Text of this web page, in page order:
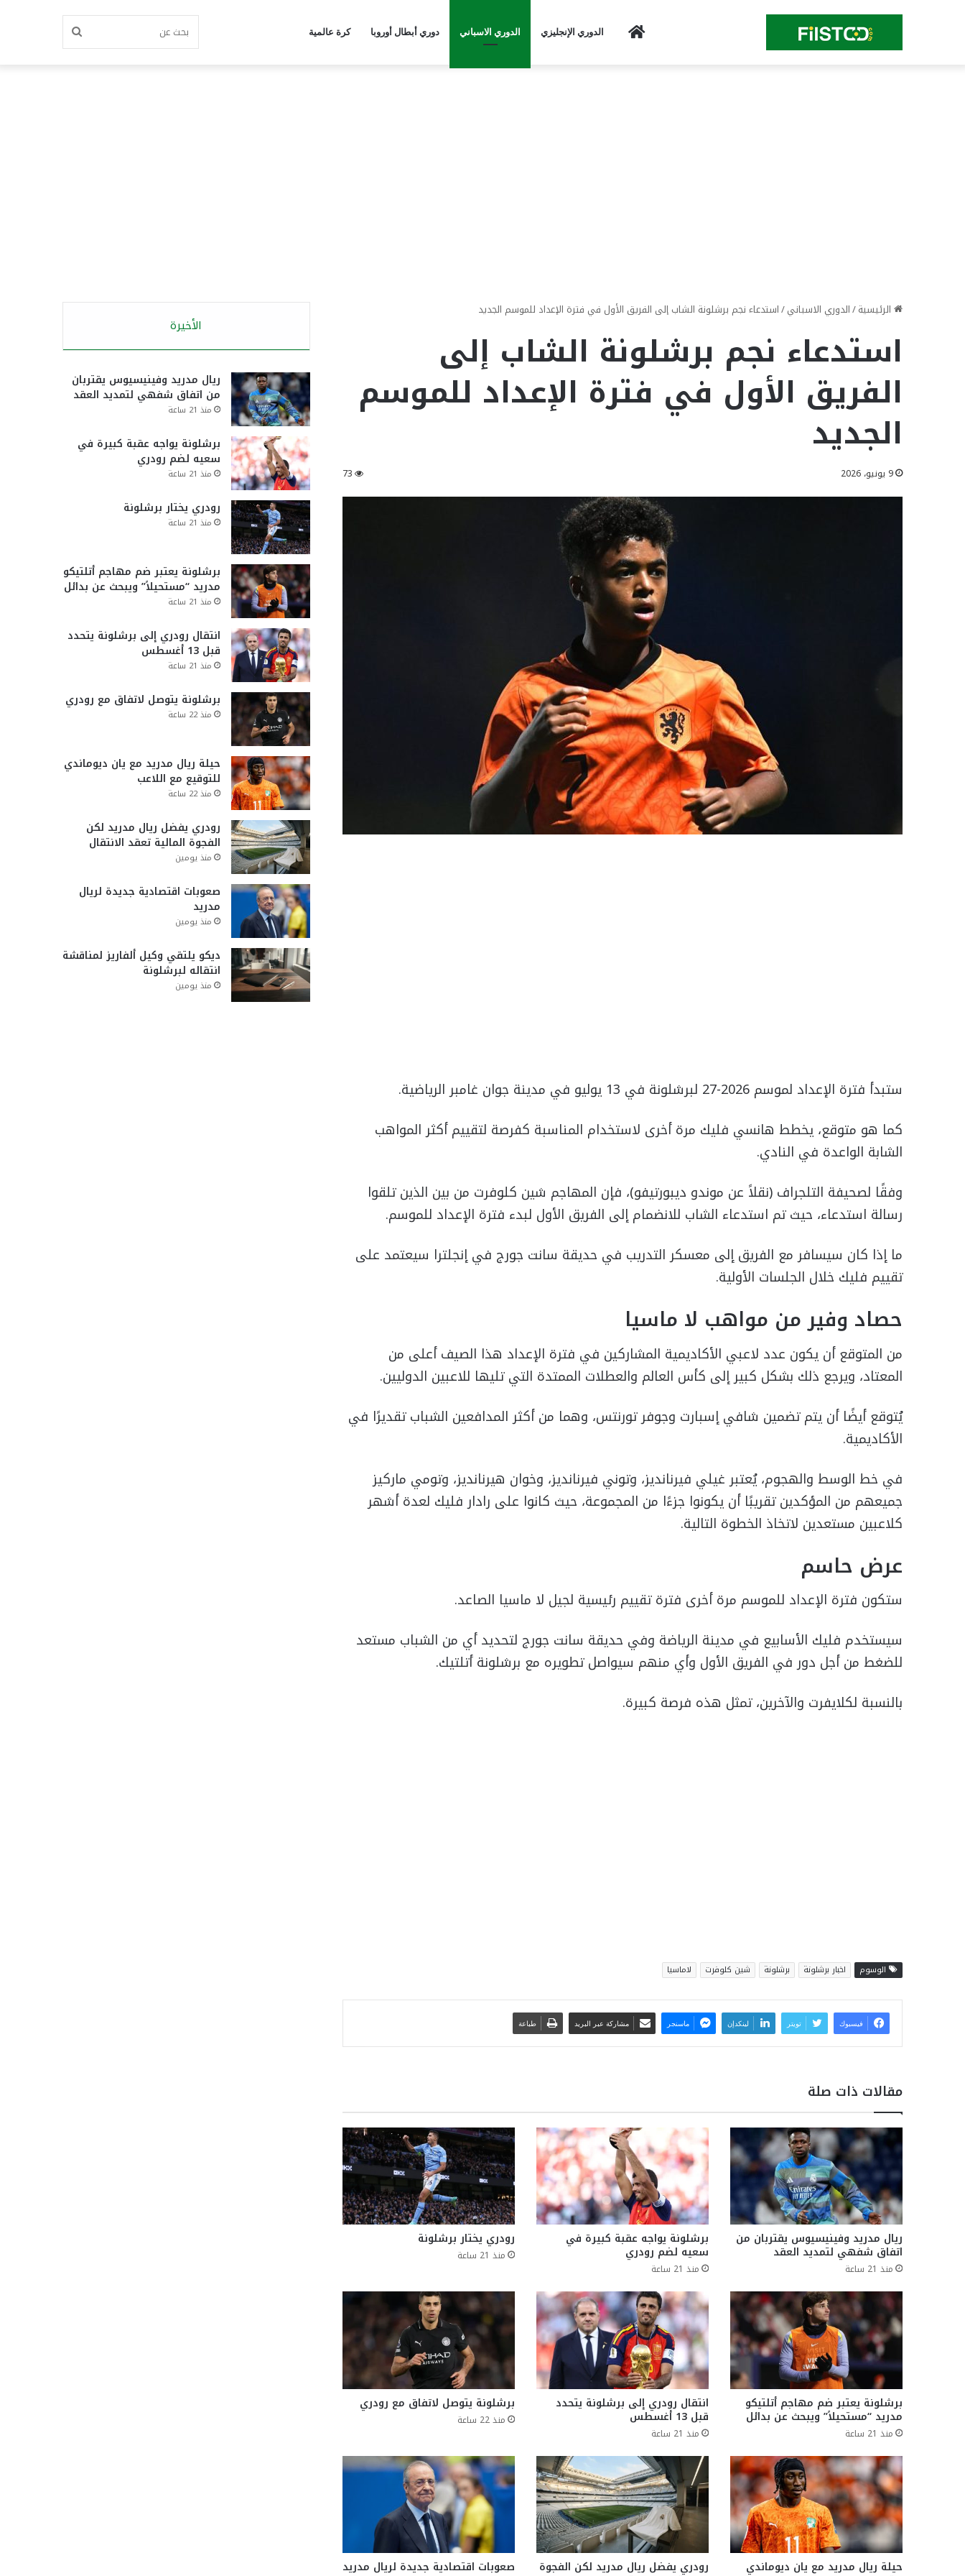
Home الدوري الإنجليزي الدوري الاسباني دوري أبطال أوروبا كرة عالمية بحث
الرئيسية/الدوري الاسباني/استدعاء نجم برشلونة الشاب إلى الفريق الأول في فترة الإعداد للموسم الجديد
استدعاء نجم برشلونة الشاب إلى
الفريق الأول في فترة الإعداد للموسم
الجديد
9 يونيو، 2026 73
ستبدأ فترة الإعداد لموسم 2026-27 لبرشلونة في 13 يوليو في مدينة جوان غامبر الرياضية.
كما هو متوقع، يخطط هانسي فليك مرة أخرى لاستخدام المناسبة كفرصة لتقييم أكثر المواهب
الشابة الواعدة في النادي.
وفقًا لصحيفة التلجراف (نقلاً عن موندو ديبورتيفو)، فإن المهاجم شين كلوفرت من بين الذين تلقوا
رسالة استدعاء، حيث تم استدعاء الشاب للانضمام إلى الفريق الأول لبدء فترة الإعداد للموسم.
ما إذا كان سيسافر مع الفريق إلى معسكر التدريب في حديقة سانت جورج في إنجلترا سيعتمد على
تقييم فليك خلال الجلسات الأولية.
حصاد وفير من مواهب لا ماسيا
من المتوقع أن يكون عدد لاعبي الأكاديمية المشاركين في فترة الإعداد هذا الصيف أعلى من
المعتاد، ويرجع ذلك بشكل كبير إلى كأس العالم والعطلات الممتدة التي تليها للاعبين الدوليين.
يُتوقع أيضًا أن يتم تضمين شافي إسبارت وجوفر تورنتس، وهما من أكثر المدافعين الشباب تقديرًا في
الأكاديمية.
في خط الوسط والهجوم، يُعتبر غيلي فيرنانديز، وتوني فيرنانديز، وخوان هيرنانديز، وتومي ماركيز
جميعهم من المؤكدين تقريبًا أن يكونوا جزءًا من المجموعة، حيث كانوا على رادار فليك لعدة أشهر
كلاعبين مستعدين لاتخاذ الخطوة التالية.
عرض حاسم
ستكون فترة الإعداد للموسم مرة أخرى فترة تقييم رئيسية لجيل لا ماسيا الصاعد.
سيستخدم فليك الأسابيع في مدينة الرياضة وفي حديقة سانت جورج لتحديد أي من الشباب مستعد
للضغط من أجل دور في الفريق الأول وأي منهم سيواصل تطويره مع برشلونة أتلتيك.
بالنسبة لكلايفرت والآخرين، تمثل هذه فرصة كبيرة.
الوسوم اخبار برشلونة برشلونة شين كلوفرت لاماسيا
فيسبوك تويتر لينكدإن ماسنجر مشاركة عبر البريد طباعة
مقالات ذات صلة
ريال مدريد وفينيسيوس يقتربان من
اتفاق شفهي لتمديد العقد
منذ 21 ساعة
برشلونة يواجه عقبة كبيرة في
سعيه لضم رودري
منذ 21 ساعة
رودري يختار برشلونة
منذ 21 ساعة
برشلونة يعتبر ضم مهاجم أتلتيكو
مدريد “مستحيلاً” ويبحث عن بدائل
منذ 21 ساعة
انتقال رودري إلى برشلونة يتحدد
قبل 13 أغسطس
منذ 21 ساعة
برشلونة يتوصل لاتفاق مع رودري
منذ 22 ساعة
حيلة ريال مدريد مع يان ديوماندي رودري يفضل ريال مدريد لكن الفجوة صعوبات اقتصادية جديدة لريال مدريد
الأخيرة
ريال مدريد وفينيسيوس يقتربان
من اتفاق شفهي لتمديد العقد
منذ 21 ساعة
برشلونة يواجه عقبة كبيرة في
سعيه لضم رودري
منذ 21 ساعة
رودري يختار برشلونة
منذ 21 ساعة
برشلونة يعتبر ضم مهاجم أتلتيكو
مدريد “مستحيلاً” ويبحث عن بدائل
منذ 21 ساعة
انتقال رودري إلى برشلونة يتحدد
قبل 13 أغسطس
منذ 21 ساعة
برشلونة يتوصل لاتفاق مع رودري
منذ 22 ساعة
حيلة ريال مدريد مع يان ديوماندي
للتوقيع مع اللاعب
منذ 22 ساعة
رودري يفضل ريال مدريد لكن
الفجوة المالية تعقد الانتقال
منذ يومين
صعوبات اقتصادية جديدة لريال
مدريد
منذ يومين
ديكو يلتقي وكيل ألفاريز لمناقشة
انتقاله لبرشلونة
منذ يومين